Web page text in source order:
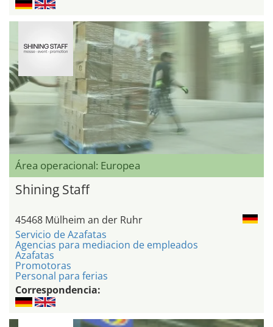
Área operacional: Europea
Shining Staff
45468 Mülheim an der Ruhr
Servicio de Azafatas
Agencias para mediacion de empleados
Azafatas
Promotoras
Personal para ferias
Correspondencia: